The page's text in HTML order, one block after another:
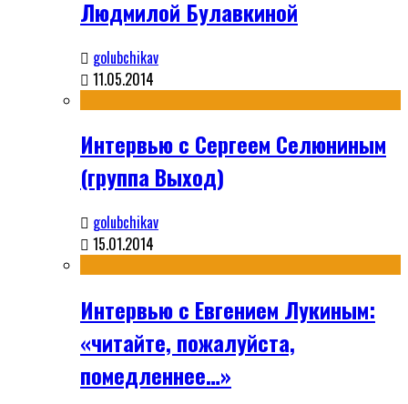
Людмилой Булавкиной
golubchikav
11.05.2014
Интервью с Сергеем Селюниным
(группа Выход)
golubchikav
15.01.2014
Интервью с Евгением Лукиным:
«читайте, пожалуйста,
помедленнее…»